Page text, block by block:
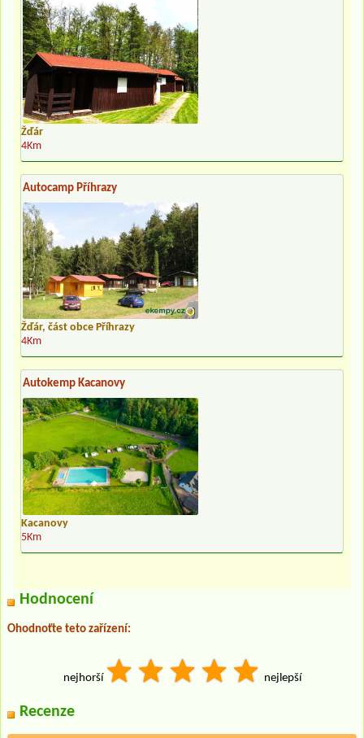
Žďár
4Km
Autocamp Příhrazy
Žďár, část obce Příhrazy
4Km
Autokemp Kacanovy
Kacanovy
5Km
Hodnocení
Ohodnoťte teto zařízení:
nejhorší nejlepší
Recenze